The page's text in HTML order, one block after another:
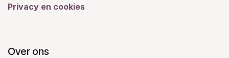
Privacy en cookies
Over ons